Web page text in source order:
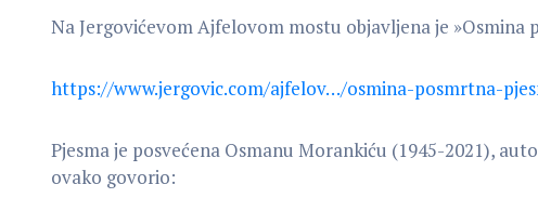
Na Jergovićevom Ajfelovom mostu objavljena je
https://www.jergovic.com/ajfelov…/osmina-posmrtna-
Pjesma je posvećena Osmanu Morankiću (1945-2021),
ovako govorio: